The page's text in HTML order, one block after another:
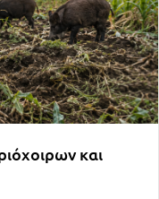
και